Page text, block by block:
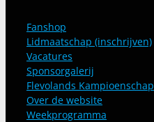
Fanshop
Lidmaatschap (inschrijven)
Vacatures
Sponsorgalerij
Flevolands Kampioenschap
Over de website
Weekprogramma